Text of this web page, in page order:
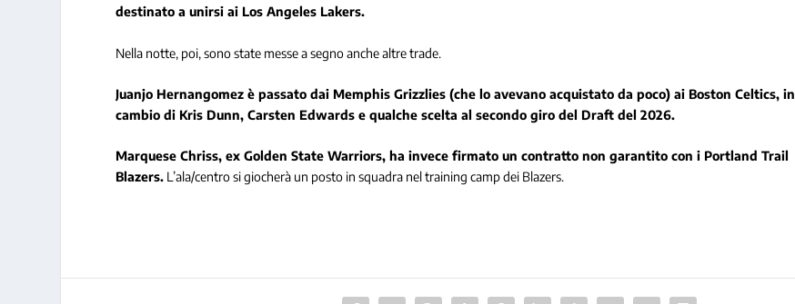
destinato a unirsi ai Los Angeles Lakers.
Nella notte, poi, sono state messe a segno anche altre trade.
Juanjo Hernangomez è passato dai Memphis Grizzlies (che lo avevano acquistato da poco) ai Boston Celtics, in
cambio di Kris Dunn, Carsten Edwards e qualche scelta al secondo giro del Draft del 2026.
Marquese Chriss, ex Golden State Warriors, ha invece firmato un contratto non garantito con i Portland Trail
Blazers. L’ala/centro si giocherà un posto in squadra nel training camp dei Blazers.